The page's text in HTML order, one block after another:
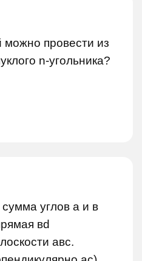
можно провести из
n-угольника?
углов а и в
вd
авс.